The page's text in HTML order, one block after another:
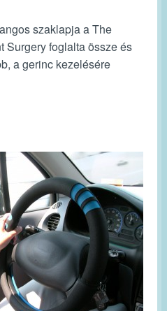
szaklapja a The
Surgery foglalta össze és
a gerinc kezelésére